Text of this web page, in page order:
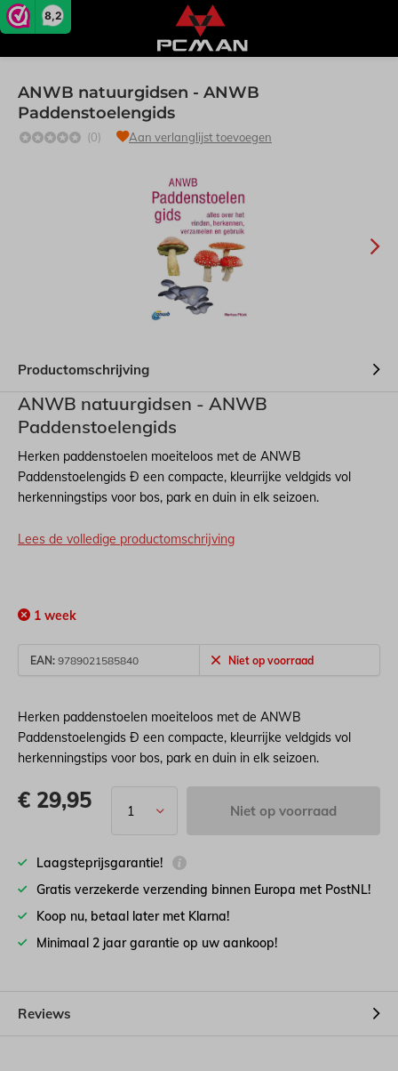
8,2
ANWB natuurgidsen - ANWB
Paddenstoelengids
(0) Aan verlanglijst toevoegen
Productomschrijving
ANWB natuurgidsen - ANWB
Paddenstoelengids
Herken paddenstoelen moeiteloos met de ANWB
Paddenstoelengids Ð een compacte, kleurrijke veldgids vol
herkenningstips voor bos, park en duin in elk seizoen.
Lees de volledige productomschrijving
1 week
EAN: 9789021585840 Niet op voorraad
Herken paddenstoelen moeiteloos met de ANWB
Paddenstoelengids Ð een compacte, kleurrijke veldgids vol
herkenningstips voor bos, park en duin in elk seizoen.
€ 29,95 Niet op voorraad
Laagsteprijsgarantie!
Gratis verzekerde verzending binnen Europa met PostNL!
Koop nu, betaal later met Klarna!
Minimaal 2 jaar garantie op uw aankoop!
Reviews